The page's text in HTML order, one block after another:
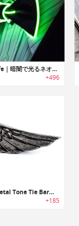
Neon Nightlife｜暗闇で光るネオン蝶ネクタイ
+496
Wing Gunmetal Tone Tie Bar｜ガンメタルウィングタイバー
+185